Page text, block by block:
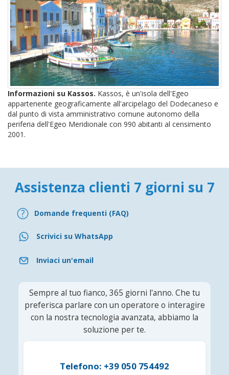
Informazioni su Kassos. Kassos, è un'isola dell'Egeo
appartenente geograficamente all'arcipelago del Dodecaneso e
dal punto di vista amministrativo comune autonomo della
periferia dell'Egeo Meridionale con 990 abitanti al censimento
2001.
Assistenza clienti 7 giorni su 7
Domande frequenti (FAQ)
Scrivici su WhatsApp
Inviaci un'email
Sempre al tuo fianco, 365 giorni l'anno. Che tu
preferisca parlare con un operatore o interagire
con la nostra tecnologia avanzata, abbiamo la
soluzione per te.
Telefono: +39 050 754492